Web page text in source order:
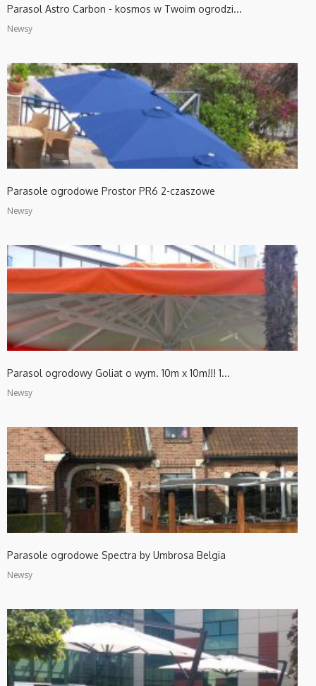
Parasol Astro Carbon - kosmos w Twoim ogrodzi...
Newsy
Parasole ogrodowe Prostor PR6 2-czaszowe
Newsy
Parasol ogrodowy Goliat o wym. 10m x 10m!!! 1...
Newsy
Parasole ogrodowe Spectra by Umbrosa Belgia
Newsy